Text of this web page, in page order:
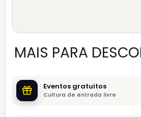
MAIS PARA
Eventos gratuitos
Cultura de entrada livre